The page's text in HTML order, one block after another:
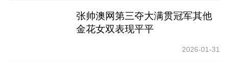
张帅澳网第三夺大满贯冠军其他
金花女双表现平平
2026-01-31